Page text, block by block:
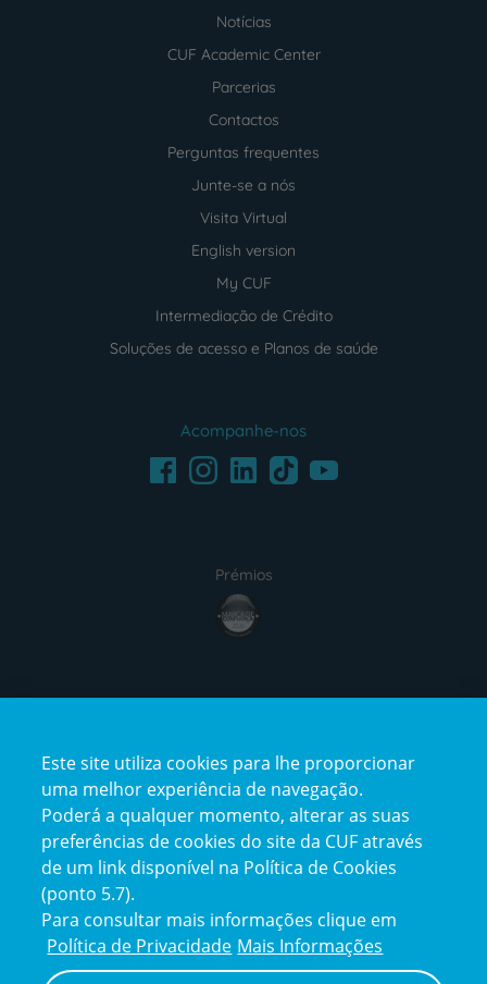
Notícias
CUF Academic Center
Parcerias
Contactos
Perguntas frequentes
Junte-se a nós
Visita Virtual
English version
My CUF
Intermediação de Crédito
Soluções de acesso e Planos de saúde
Acompanhe-nos
FacebookInstagramLinkedInTikTokYoutube
Prémios
award4
certification2certification3
Reclamações
e
elogios
Este site utiliza cookies para lhe proporcionar
uma melhor experiência de navegação.
Poderá a qualquer momento, alterar as suas
preferências de cookies do site da CUF através
de um link disponível na Política de Cookies
(ponto 5.7).
Para consultar mais informações clique em
Política de Privacidade Mais Informações